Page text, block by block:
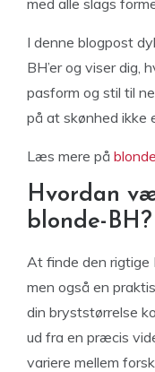
med alle slags
I denne blogpost
BH’er og viser dig,
pasform og stil til
på at skønhed ikke
Læs mere på
Hvordan
blonde-BH?
At finde den rigtige
men også en
din bryststørrelse
ud fra en præcis
variere mellem